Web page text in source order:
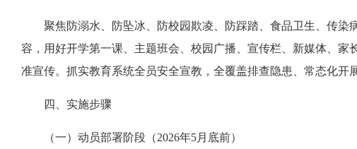
聚焦防溺水、防坠冰、防校园欺凌、防踩踏、食品卫生、传染
容，用好开学第一课、主题班会、校园广播、宣传栏、新媒体、家
准宣传。抓实教育系统全员安全宣教，全覆盖排查隐患、常态化开
四、实施步骤
（一）动员部署阶段（2026年5月底前）